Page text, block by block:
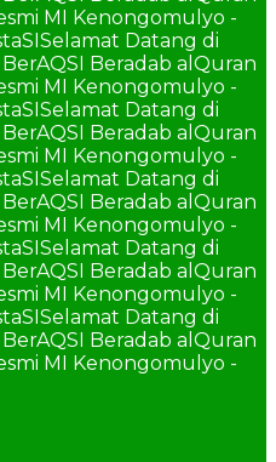
MI Kenongomulyo -
Selamat Datang di
Beradab alQuran
MI Kenongomulyo -
Selamat Datang di
Beradab alQuran
MI Kenongomulyo -
Selamat Datang di
Beradab alQuran
MI Kenongomulyo -
Selamat Datang di
Beradab alQuran
MI Kenongomulyo -
Selamat Datang di
Beradab alQuran
MI Kenongomulyo -